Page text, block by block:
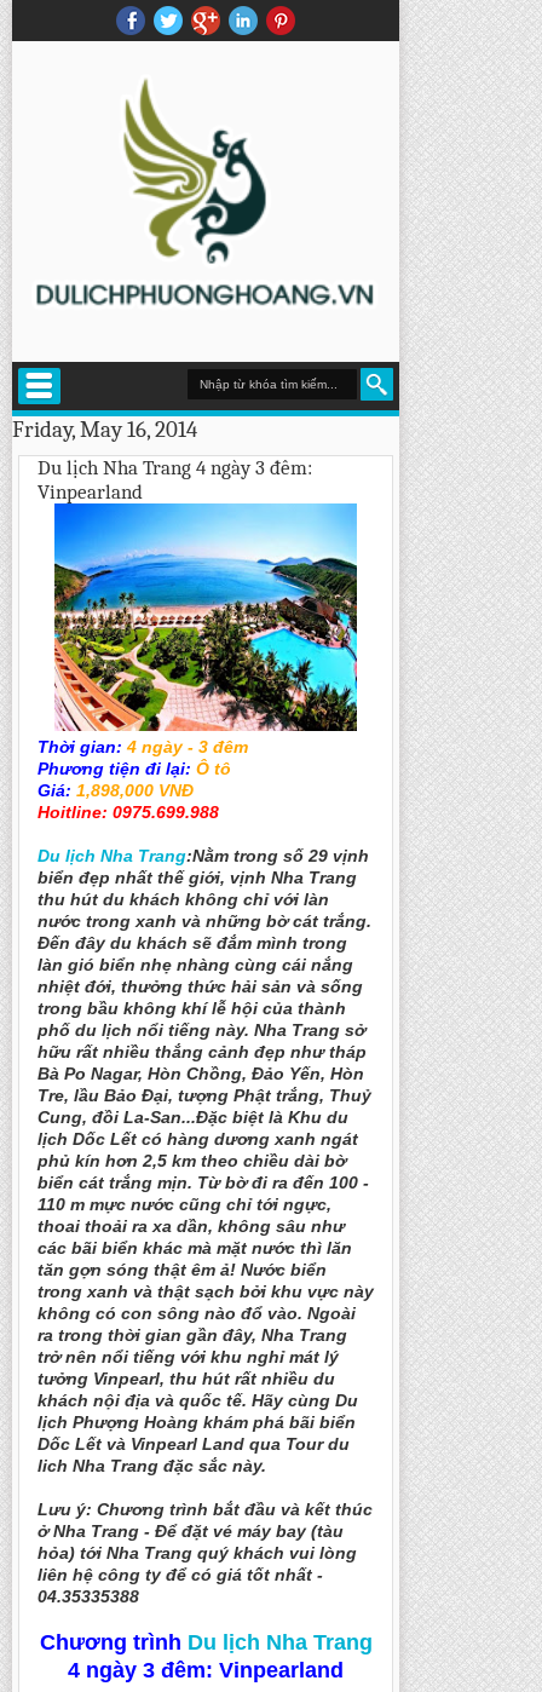
Friday, May 16, 2014
Du lịch Nha Trang 4 ngày 3 đêm:
Vinpearland
Thời gian: 4 ngày - 3 đêm
Phương tiện đi lại: Ô tô
Giá: 1,898,000 VNĐ
Hoitline: 0975.699.988
Du lịch Nha Trang:Nằm trong số 29 vịnh
biển đẹp nhất thế giới, vịnh Nha Trang
thu hút du khách không chỉ với làn
nước trong xanh và những bờ cát trắng.
Đến đây du khách sẽ đắm mình trong
làn gió biển nhẹ nhàng cùng cái nắng
nhiệt đới, thưởng thức hải sản và sống
trong bầu không khí lễ hội của thành
phố du lịch nổi tiếng này. Nha Trang sở
hữu rất nhiều thắng cảnh đẹp như tháp
Bà Po Nagar, Hòn Chồng, Đảo Yến, Hòn
Tre, lầu Bảo Đại, tượng Phật trắng, Thuỷ
Cung, đồi La-San...Đặc biệt là Khu du
lịch Dốc Lết có hàng dương xanh ngát
phủ kín hơn 2,5 km theo chiều dài bờ
biển cát trắng mịn. Từ bờ đi ra đến 100 -
110 m mực nước cũng chỉ tới ngực,
thoai thoải ra xa dần, không sâu như
các bãi biển khác mà mặt nước thì lăn
tăn gợn sóng thật êm ả! Nước biển
trong xanh và thật sạch bởi khu vực này
không có con sông nào đổ vào. Ngoài
ra trong thời gian gần đây, Nha Trang
trở nên nổi tiếng với khu nghỉ mát lý
tưởng Vinpearl, thu hút rất nhiều du
khách nội địa và quốc tế. Hãy cùng Du
lịch Phượng Hoàng khám phá bãi biển
Dốc Lết và Vinpearl Land qua Tour du
lich Nha Trang đặc sắc này.
Lưu ý: Chương trình bắt đầu và kết thúc
ở Nha Trang - Để đặt vé máy bay (tàu
hỏa) tới Nha Trang quý khách vui lòng
liên hệ công ty để có giá tốt nhất -
04.35335388
Chương trình Du lịch Nha Trang
4 ngày 3 đêm: Vinpearland